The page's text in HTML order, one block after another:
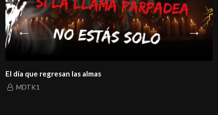
El día que regresan las almas
MDTK1